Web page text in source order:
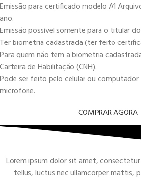
Emissão para certificado modelo A1
ano.
Emissão possível somente para o titular do
Ter biometria cadastrada (ter feito
Para quem não tem a biometria
Carteira de Habilitação (CNH).
Pode ser feito pelo celular ou computador
microfone.
COMPRAR AGORA
Lorem ipsum dolor sit amet,
tellus, luctus nec ullamcorper mattis,